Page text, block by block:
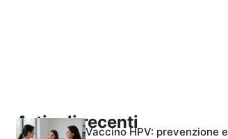
Articoli recentiVaccino HPV: prevenzione e